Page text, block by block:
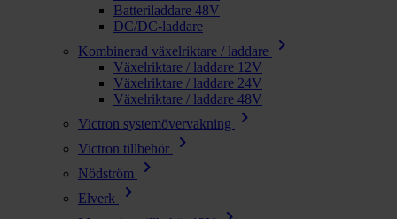
Batteriladdare 48V
DC/DC-laddare
Kombinerad växelriktare / laddare
chevron_right
Växelriktare / laddare 12V
Växelriktare / laddare 24V
Växelriktare / laddare 48V
Victron systemövervakning
chevron_right
Victron tillbehör chevron_right
Nödström chevron_right
Elverk chevron_right